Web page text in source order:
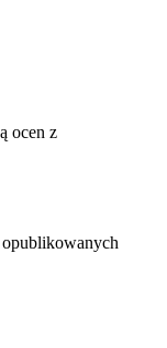
ocen z
opublikowanych